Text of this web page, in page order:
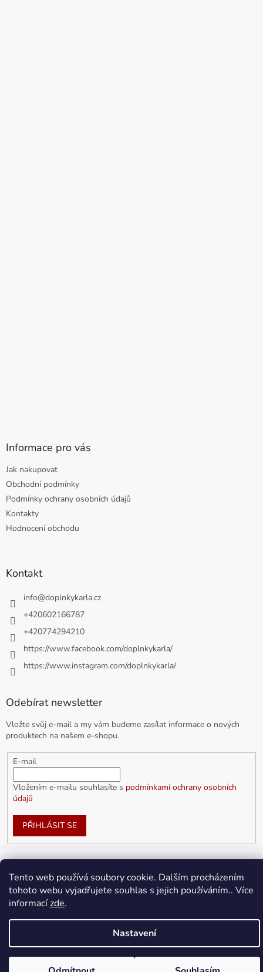
Tento web používá soubory cookie. Dalším procházením
tohoto webu vyjadřujete souhlas s jejich používáním.. Více
informacízde.
Nastavení
Informace pro vás
Jak nakupovat
Obchodní podmínky
Podmínky ochrany osobních údajů
Kontakty
Hodnocení obchodu
Kontakt
info@doplnkykarla.cz
+420602166787
+420774294210
https://www.facebook.com/doplnkykarla/
https://www.instagram.com/doplnkykarla/
Odebírat newsletter
Vložte svůj e-mail a my vám budeme zasílat informace o nových
produktech na našem e-shopu.
E-mail
Vložením e-mailu souhlasíte s podmínkami ochrany osobních
údajů
PŘIHLÁSIT SE
Vytvořil Shoptet